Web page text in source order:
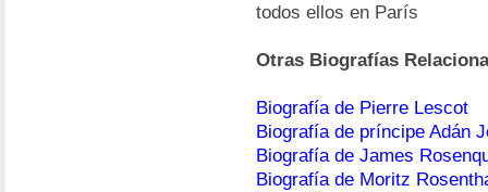
todos ellos en París
Otras Biografías
Biografía de Pierre Lescot
Biografía de príncipe Adán
Biografía de James
Biografía de Moritz